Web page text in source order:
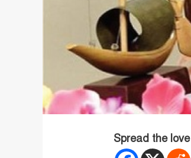
Spread the love